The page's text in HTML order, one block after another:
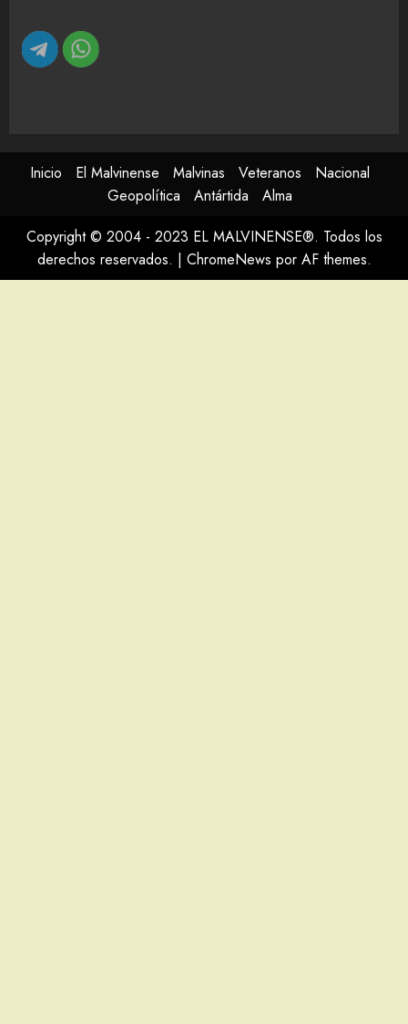
Inicio El Malvinense Malvinas Veteranos
Nacional
Geopolítica
Antártida
Alma
Copyright © 2004 - 2023 EL MALVINENSE®. Todos los
derechos reservados. | ChromeNews por AF themes.